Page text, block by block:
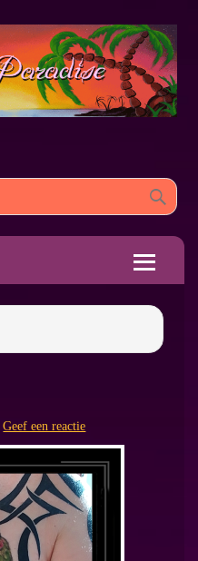
Geef een reactie